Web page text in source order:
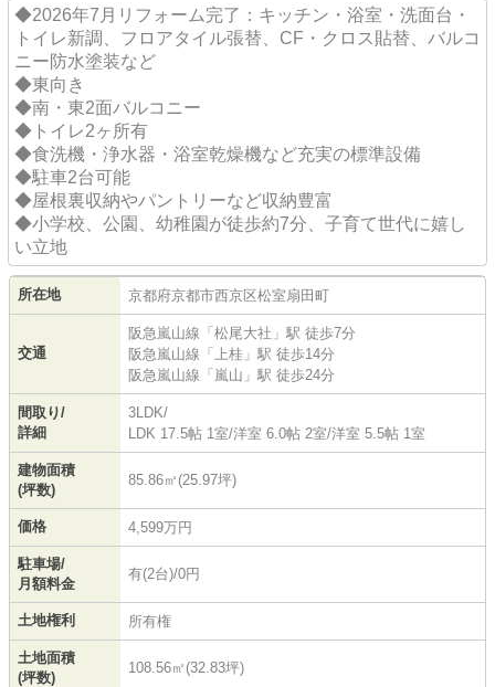
◆2026年7月リフォーム完了：キッチン・浴室・洗面台・
トイレ新調、フロアタイル張替、CF・クロス貼替、バルコ
ニー防水塗装など
◆東向き
◆南・東2面バルコニー
◆トイレ2ヶ所有
◆食洗機・浄水器・浴室乾燥機など充実の標準設備
◆駐車2台可能
◆屋根裏収納やパントリーなど収納豊富
◆小学校、公園、幼稚園が徒歩約7分、子育て世代に嬉し
い立地
所在地 京都府京都市西京区松室扇田町
交通
阪急嵐山線 「 松尾大社 」駅 徒歩7分
阪急嵐山線 「 上桂 」駅 徒歩14分
阪急嵐山線 「 嵐山 」駅 徒歩24分
間取り/
詳細
3LDK/
LDK 17.5帖 1室/洋室 6.0帖 2室/洋室 5.5帖 1室
建物面積
(坪数)
85.86㎡(25.97坪)
価格 4,599万円
駐車場/
月額料金
有(2台)/0円
土地権利 所有権
土地面積
(坪数)
108.56㎡(32.83坪)